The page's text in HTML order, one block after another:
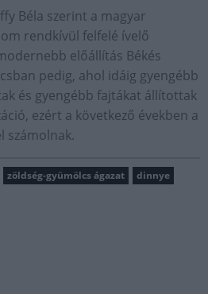
Béla szerint a magyar
rendkívül felfelé ívelő
előállítás Békés
pedig, ahol idáig gyengébb
és gyengébb fajtákat állítottak
ezért a következő években a
számolnak.
zöldség-gyümölcs ágazat
dinnye